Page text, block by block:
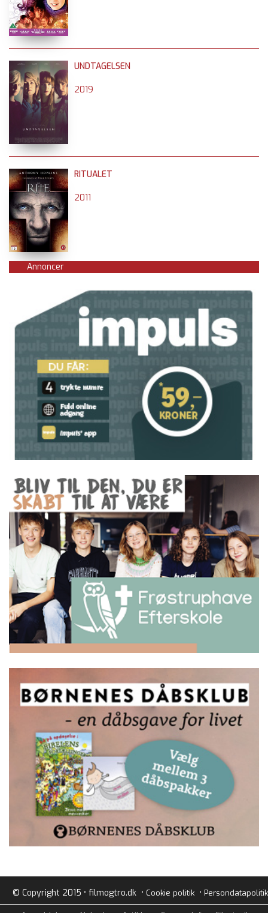
UNDTAGELSEN
2019
RITUALET
2011
Annoncer
© Copyright 2015 • filmogtro.dk • Cookie politik• Persondatapolitik